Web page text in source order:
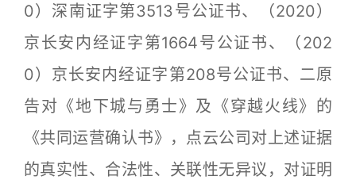
0）深南证字第3513号公证书、（2020）
京长安内经证字第1664号公证书、（202
0）京长安内经证字第208号公证书、二原
告对《地下城与勇士》及《穿越火线》的
《共同运营确认书》，点云公司对上述证据
的真实性、合法性、关联性无异议，对证明